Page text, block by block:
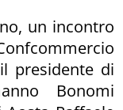
un incontro
presidente di
Bonomi